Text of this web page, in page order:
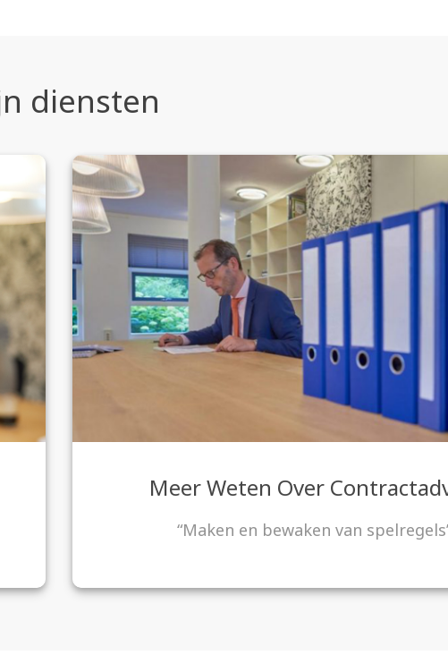
diensten
Meer Weten Over
“Maken en bewaken van